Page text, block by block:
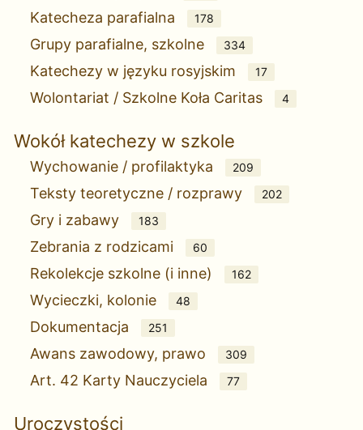
Katecheza parafialna 178
Grupy parafialne, szkolne 334
Katechezy w języku rosyjskim 17
Wolontariat / Szkolne Koła Caritas 4
Wokół katechezy w szkole
Wychowanie / profilaktyka 209
Teksty teoretyczne / rozprawy 202
Gry i zabawy 183
Zebrania z rodzicami 60
Rekolekcje szkolne (i inne) 162
Wycieczki, kolonie 48
Dokumentacja 251
Awans zawodowy, prawo 309
Art. 42 Karty Nauczyciela 77
Uroczystości